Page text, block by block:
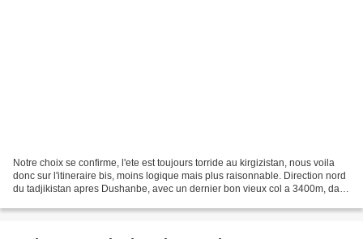
Notre choix se confirme, l'ete est toujours torride au kirgizistan, nous voila
donc sur l'itineraire bis, moins logique mais plus raisonnable. Direction nord
du tadjikistan apres Dushanbe, avec un dernier bon vieux col a 3400m, dans